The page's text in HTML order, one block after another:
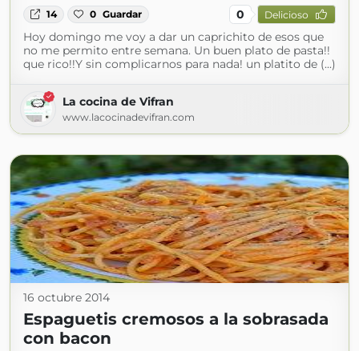
14 0 Guardar 0 Delicioso
Hoy domingo me voy a dar un caprichito de esos que
no me permito entre semana. Un buen plato de pasta!!
que rico!!Y sin complicarnos para nada! un platito de (...)
La cocina de Vifran
www.lacocinadevifran.com
16 octubre 2014
Espaguetis cremosos a la sobrasada
con bacon